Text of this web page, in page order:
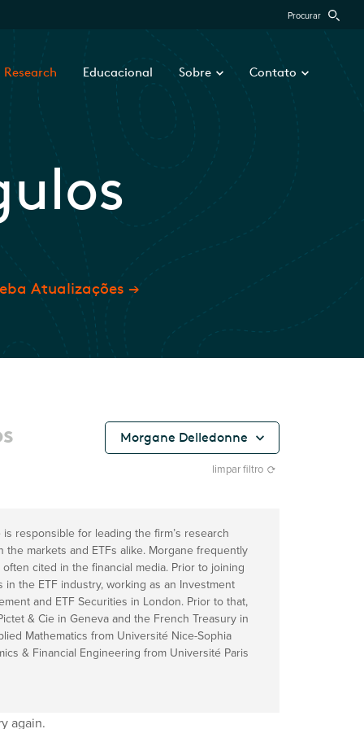
Procurar
Research Educacional Sobre Contato
Atualizações →
Morgane Delledonne
limpar filtro
responsible for leading the firm’s research
markets and ETFs alike. Morgane frequently
cited in the financial media. Prior to joining
the ETF industry, working as an Investment
and ETF Securities in London. Prior to that,
& Cie in Geneva and the French Treasury in
Mathematics from Université Nice-Sophia
& Financial Engineering from Université Paris
again.